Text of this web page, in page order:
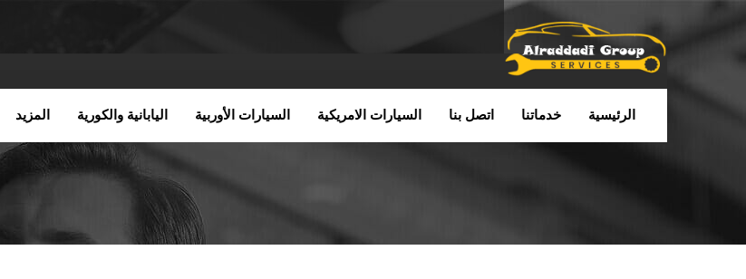
الرئيسية خدماتنا اتصل بنا السيارات الامريكية السيارات الأوربية اليابانية والكورية المزيد